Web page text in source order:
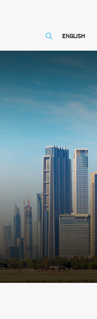
ENGLISH